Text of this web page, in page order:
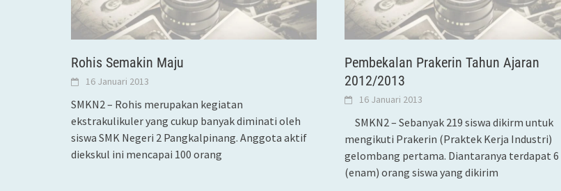
Rohis Semakin Maju
16 Januari 2013
SMKN2 – Rohis merupakan kegiatan
ekstrakulikuler yang cukup banyak diminati oleh
siswa SMK Negeri 2 Pangkalpinang. Anggota aktif
diekskul ini mencapai 100 orang
Pembekalan Prakerin Tahun Ajaran
2012/2013
16 Januari 2013
SMKN2 – Sebanyak 219 siswa dikirm untuk
mengikuti Prakerin (Praktek Kerja Industri)
gelombang pertama. Diantaranya terdapat 6
(enam) orang siswa yang dikirim